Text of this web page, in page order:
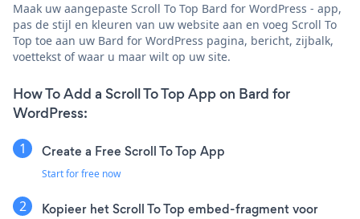
Maak uw aangepaste Scroll To Top Bard for WordPress - app,
pas de stijl en kleuren van uw website aan en voeg Scroll To
Top toe aan uw Bard for WordPress pagina, bericht, zijbalk,
voettekst of waar u maar wilt op uw site.
How To Add a Scroll To Top App on Bard for
WordPress:
Create a Free Scroll To Top App
Start for free now
Kopieer het Scroll To Top embed-fragment voor